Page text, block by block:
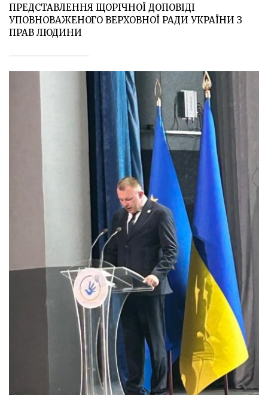
ПРЕДСТАВЛЕННЯ ЩОРІЧНОЇ ДОПОВІДІ
УПОВНОВАЖЕНОГО ВЕРХОВНОЇ РАДИ УКРАЇНИ З
ПРАВ ЛЮДИНИ